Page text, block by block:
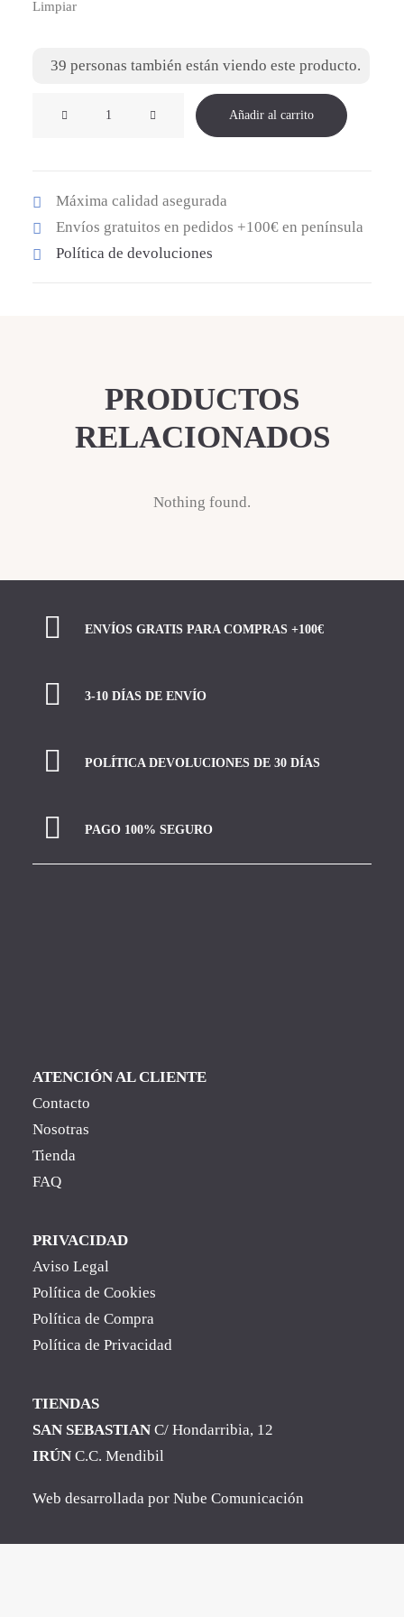
Limpiar
39 personas también están viendo este producto.
cantidad
Añadir al carrito
Máxima calidad asegurada
Envíos gratuitos en pedidos +100€ en península
Política de devoluciones
PRODUCTOS
RELACIONADOS
Nothing found.
ENVÍOS GRATIS PARA COMPRAS +100€
3-10 DÍAS DE ENVÍO
POLÍTICA DEVOLUCIONES DE 30 DÍAS
PAGO 100% SEGURO
ATENCIÓN AL CLIENTE
Contacto
Nosotras
Tienda
FAQ
PRIVACIDAD
Aviso Legal
Política de Cookies
Política de Compra
Política de Privacidad
TIENDAS
SAN SEBASTIAN C/ Hondarribia, 12
IRÚN C.C. Mendibil
Web desarrollada por Nube Comunicación